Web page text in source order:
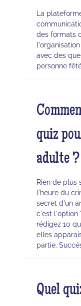
La
des formats
avec des
personne
quiz
adulte ?
Rien de plus
l'heure du
secret d'un
c'est l'option
rédigez 10
elles
partie.
Quel